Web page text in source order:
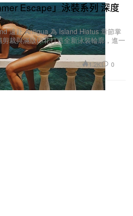
Escape」泳裝系列 深度
遠赴 Antigua 為 Island Hiatus 章節掌
裁與滿版印花打造全新泳裝輪廓，進一
1.2K 0